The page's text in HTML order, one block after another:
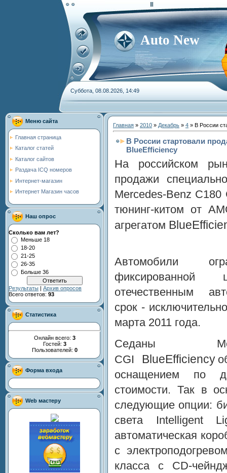
Auto New
Суббота, 08.08.2026, 14:49
Меню сайта
Главная страница
Каталог статей
Каталог сайтов
Раздача ICQ номеров
Интернет-магазин
Интернет Магазин часов
Наш опрос
Сколько вам лет?
Меньше 18
18-20
21-25
26-35
Больше 36
Результаты | Архив опросов
Всего ответов: 93
Статистика
Онлайн всего: 3
Гостей: 3
Пользователей: 0
Форма входа
Web мастеру
Главная » 2010 » Декабрь » 4 » В России
В России стартовали
BlueEfficiency
На российском
продажи
Mercedes-Benz
тюнинг-китом от
агрегатом
Автомобили
отечественным
срок -
марта 2011 года.
Седаны
CGI BlueEfficiency
оснащением по
стоимости. Так в
следующие опции:
света Intelligent
автоматическая
с
класса с CD-